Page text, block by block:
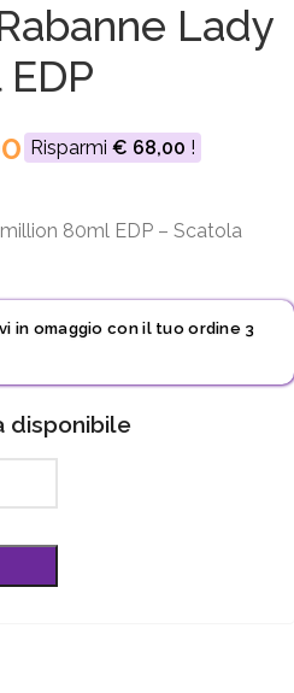
Lady
Risparmi € 68,00 !
80ml EDP – Scatola
in omaggio con il tuo ordine 3
disponibile